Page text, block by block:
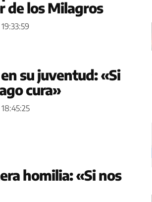
de los Milagros
su juventud: «Si
cura»
homilia: «Si nos